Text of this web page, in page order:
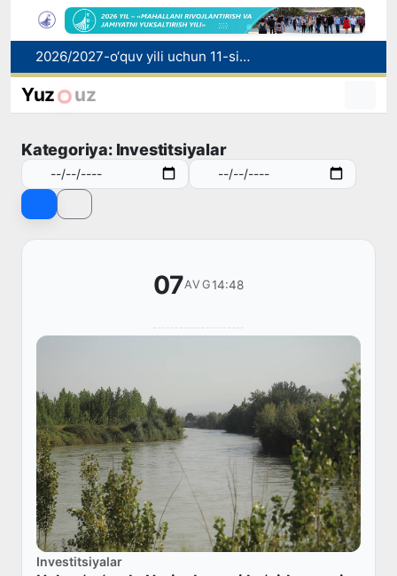
2026/2027-o‘quv yili uchun 11-sinf bitiruvchilarini texnikumlarga qabul qilish boshlandi
Nafaqaga chiqarib berishni va’da qilgan bosh mutaxassis ushlandi
Raqobat qo‘mitasi biologik faol qo‘shimchalar reklamasi bo‘yicha ogohlantirdi
Yuz uz
Kategoriya: Investitsiyalar
07AVG14:48
Investitsiyalar